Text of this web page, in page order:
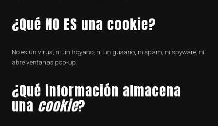
¿Qué NO ES una cookie?
No es un virus, ni un troyano, ni un gusano, ni spam, ni spyware, ni
abre ventanas pop-up.
¿Qué información almacena
una cookie?